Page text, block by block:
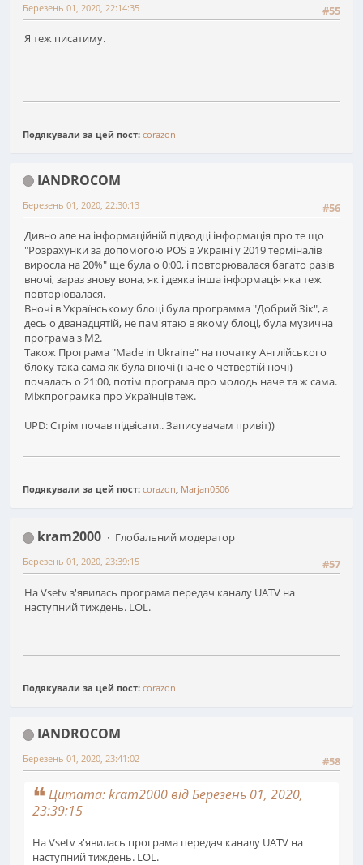
#55
Березень 01, 2020, 22:14:35
Я теж писатиму.
Подякували за цей пост: corazon
IANDROCOM
#56
Березень 01, 2020, 22:30:13
Дивно але на інформаційній підводці інформація про те що
"Розрахунки за допомогою POS в Україні у 2019 терміналів
виросла на 20%" ще була о 0:00, і повторювалася багато разів
вночі, зараз знову вона, як і деяка інша інформація яка теж
повторювалася.
Вночі в Українському блоці була программа "Добрий Зік", а
десь о дванадцятій, не пам'ятаю в якому блоці, була музична
програма з М2.
Також Програма "Made in Ukraine" на початку Англійського
блоку така сама як була вночі (наче о четвертій ночі)
почалась о 21:00, потім програма про молодь наче та ж сама.
Міжпрограмка про Українців теж.
UPD: Стрім почав підвісати.. Записувачам привіт))
Подякували за цей пост: corazon, Marjan0506
kram2000
Глобальний модератор
#57
Березень 01, 2020, 23:39:15
На Vsetv з'явилась програма передач каналу UATV на
наступний тиждень. LOL.
Подякували за цей пост: corazon
IANDROCOM
#58
Березень 01, 2020, 23:41:02
Цитата: kram2000 від Березень 01, 2020,
23:39:15
На Vsetv з'явилась програма передач каналу UATV на
наступний тиждень. LOL.